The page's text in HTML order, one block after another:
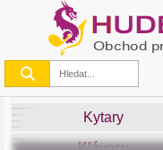
Kytary